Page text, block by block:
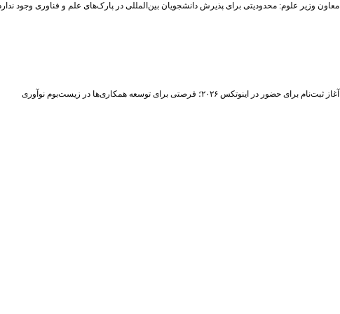
معاون وزیر علوم: محدودیتی برای پذیرش دانشجویان بین‌المللی در پارک‌های علم و فناوری وجود ندارد
آغاز ثبت‌نام برای حضور در اینوتکس ۲۰۲۶؛ فرصتی برای توسعه همکاری‌ها در زیست‌بوم نوآوری